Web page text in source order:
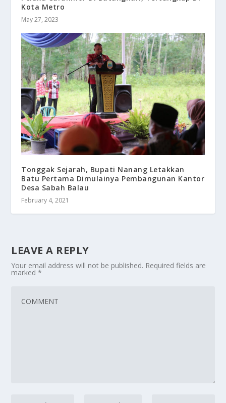
Kota Metro
May 27, 2023
Tonggak Sejarah, Bupati Nanang Letakkan
Batu Pertama Dimulainya Pembangunan Kantor
Desa Sabah Balau
February 4, 2021
LEAVE A REPLY
Your email address will not be published. Required fields are
marked*